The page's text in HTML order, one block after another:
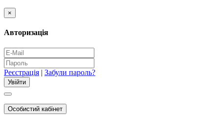
×
Авторизація
Реєстрація | Забули пароль?
Особистий кабінет